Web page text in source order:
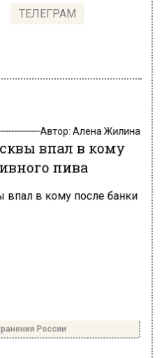
ТЕЛЕГРАМ
Автор: Алена Жилина
впал в кому
пива
России